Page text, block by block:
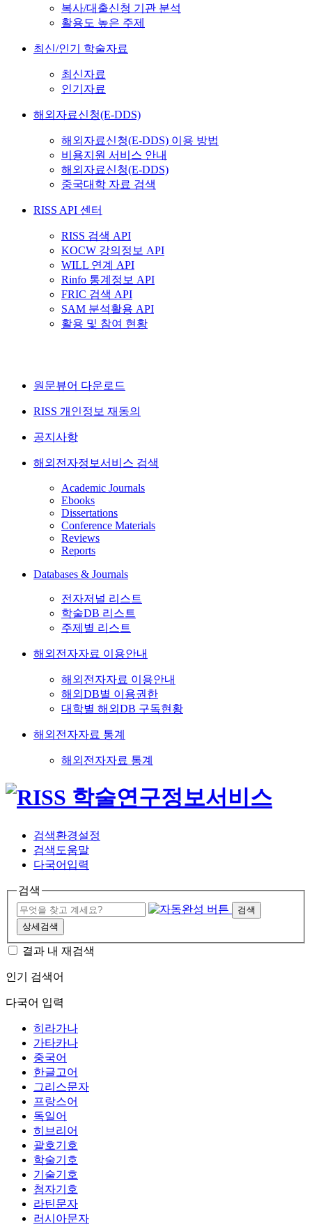
복사/대출신청 기관 분석
활용도 높은 주제
최신/인기 학술자료
최신자료
인기자료
해외자료신청(E-DDS)
해외자료신청(E-DDS) 이용 방법
비용지원 서비스 안내
해외자료신청(E-DDS)
중국대학 자료 검색
RISS API 센터
RISS 검색 API
KOCW 강의정보 API
WILL 연계 API
Rinfo 통계정보 API
FRIC 검색 API
SAM 분석활용 API
활용 및 참여 현황
원문뷰어 다운로드
RISS 개인정보 재동의
공지사항
해외전자정보서비스 검색
Academic Journals
Ebooks
Dissertations
Conference Materials
Reviews
Reports
Databases & Journals
전자저널 리스트
학술DB 리스트
주제별 리스트
해외전자자료 이용안내
해외전자자료 이용안내
해외DB별 이용권한
대학별 해외DB 구독현황
해외전자자료 통계
해외전자자료 통계
검색환경설정
검색도움말
다국어입력
검색
검색
상세검색
결과 내 재검색
인기 검색어
다국어 입력
히라가나
가타카나
중국어
한글고어
그리스문자
프랑스어
독일어
히브리어
괄호기호
학술기호
기술기호
첨자기호
라틴문자
러시아문자